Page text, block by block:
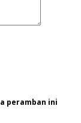
peramban ini